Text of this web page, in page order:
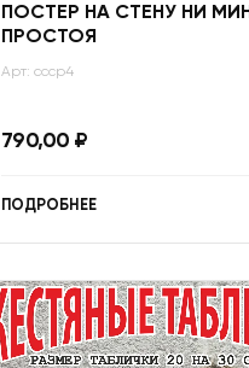
ПОСТЕР НА СТЕНУ НИ
ПРОСТОЯ
Арт: ссср4
790,00 ₽
ПОДРОБНЕЕ